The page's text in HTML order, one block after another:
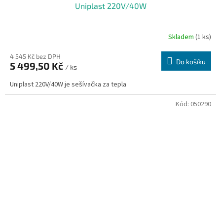
Uniplast 220V/40W
Skladem (1 ks)
4 545 Kč bez DPH
5 499,50 Kč / ks
Do košíku
Uniplast 220V/40W je sešívačka za tepla
Kód: 050290